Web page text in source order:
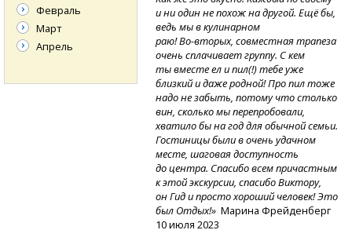
и ни один не похож на другой. Ещё бы,
ведь мы в кулинарном
раю!Во-вторых, совместная трапеза
очень сплачивает группу. С кем
ты вместе ел и пил(!) тебе уже
близкий и даже родной! Про пил тоже
надо не забыть, потому что столько
вин, сколько мы перепробовали,
хватило бы на год для обычной семьи.
Гостиницы были в очень удачном
месте, шаговая доступность
до центра. Спасибо всем причастным
к этой экскурсии, спасибо Виктору,
он Гид и просто хороший человек! Это
был Отдых!» Марина Фрейденберг
10 июля 2023
Февраль
Март
Апрель